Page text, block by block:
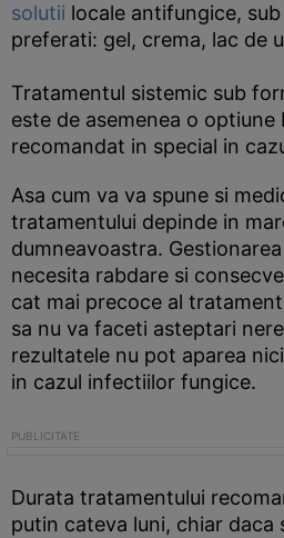
solutii locale antifungice,
preferati: gel, crema, lac de
Tratamentul sistemic sub
este de asemenea o optiune
recomandat in special in
Asa cum va va spune si
tratamentului depinde in
dumneavoastra.
necesita rabdare si
cat mai precoce al
sa nu va faceti asteptari
rezultatele nu pot aparea
in cazul infectiilor fungice.
Durata tratamentului
putin cateva luni, chiar daca